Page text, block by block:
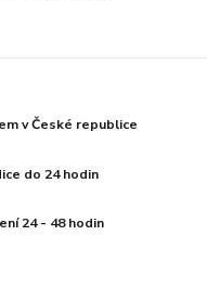
v České republice
do 24 hodin
24 - 48 hodin